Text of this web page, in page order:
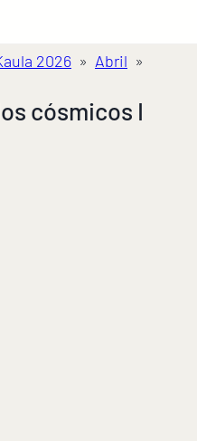
2026 » Abril »
cósmicos I